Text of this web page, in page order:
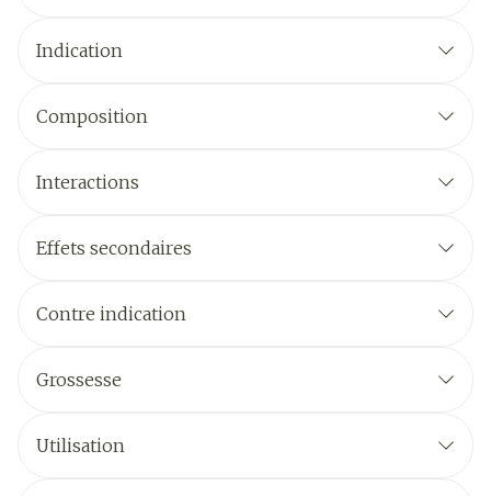
Indication
Composition
Interactions
Effets secondaires
Contre indication
Grossesse
Utilisation